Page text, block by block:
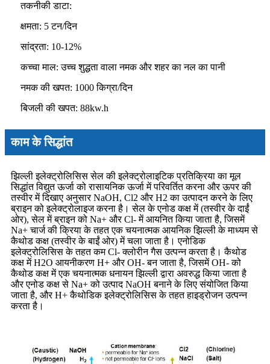
तकनीकी डाटा:
क्षमता: 5 टन/दिन
सांद्रता: 10-12%
कच्चा माल: उच्च शुद्धता वाला नमक और शहर का नल का पानी
नमक की खपत: 1000 किग्रा/दिन
बिजली की खपत: 88kw.h
काम के सिद्धांत
झिल्ली इलेक्ट्रोलिसिस सेल की इलेक्ट्रोलाइटिक प्रतिक्रिया का मूल
सिद्धांत विद्युत ऊर्जा को रासायनिक ऊर्जा में परिवर्तित करना और ऊपर की
तस्वीर में दिखाए अनुसार NaOH, Cl2 और H2 का उत्पादन करने के लिए
ब्राइन को इलेक्ट्रोलाइज करना है। सेल के एनोड कक्ष में (तस्वीर के दाईं
ओर), सेल में ब्राइन को Na+ और Cl- में आयनित किया जाता है, जिसमें
Na+ चार्ज की क्रिया के तहत एक चयनात्मक आयनिक झिल्ली के माध्यम से
कैथोड कक्ष (तस्वीर के बाईं ओर) में चला जाता है। एनोडिक
इलेक्ट्रोलिसिस के तहत कम Cl- क्लोरीन गैस उत्पन्न करता है। कैथोड
कक्ष में H2O आयनीकरण H+ और OH- बन जाता है, जिसमें OH- को
कैथोड कक्ष में एक चयनात्मक धनायन झिल्ली द्वारा अवरुद्ध किया जाता है
और एनोड कक्ष से Na+ को उत्पाद NaOH बनाने के लिए संयोजित किया
जाता है, और H+ कैथोडिक इलेक्ट्रोलिसिस के तहत हाइड्रोजन उत्पन्न
करता है।